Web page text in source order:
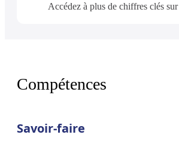
Accédez à plus de chiffres clés sur
Compétences
Savoir-faire